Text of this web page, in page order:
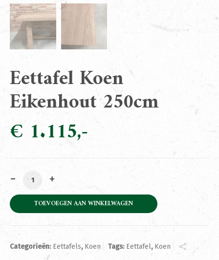
Eettafel Koen
Eikenhout 250cm
€ 1.115
Eettafel Koen Eikenhout 250cm aantal
TOEVOEGEN AAN WINKELWAGEN
Categorieën: Eettafels, Koen Tags: Eettafel, Koen